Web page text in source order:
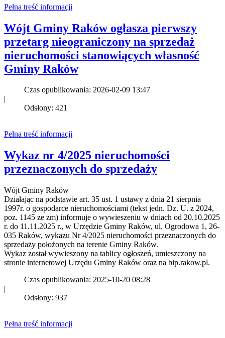
Pełna treść informacji
Wójt Gminy Raków ogłasza pierwszy
przetarg nieograniczony na sprzedaż
nieruchomości stanowiących własność
Gminy Raków
Czas opublikowania: 2026-02-09 13:47
|
Odsłony: 421
Pełna treść informacji
Wykaz nr 4/2025 nieruchomości
przeznaczonych do sprzedaży
Wójt Gminy Raków
Działając na podstawie art. 35 ust. 1 ustawy z dnia 21 sierpnia
1997r. o gospodarce nieruchomościami (tekst jedn. Dz. U. z 2024,
poz. 1145 ze zm) informuje o wywieszeniu w dniach od 20.10.2025
r. do 11.11.2025 r., w Urzędzie Gminy Raków, ul. Ogrodowa 1, 26-
035 Raków, wykazu Nr 4/2025 nieruchomości przeznaczonych do
sprzedaży położonych na terenie Gminy Raków.
Wykaz został wywieszony na tablicy ogłoszeń, umieszczony na
stronie internetowej Urzędu Gminy Raków oraz na bip.rakow.pl.
Czas opublikowania: 2025-10-20 08:28
|
Odsłony: 937
Pełna treść informacji